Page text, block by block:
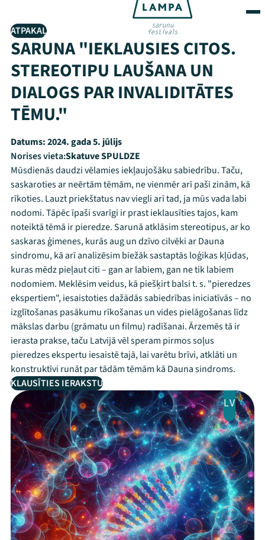
ATPAKAĻ
SARUNA "IEKLAUSIES CITOS.
STEREOTIPU LAUŠANA UN
DIALOGS PAR INVALIDITĀTES
TĒMU."
Datums:2024. gada 5. jūlijs
Norises vieta:Skatuve SPULDZE
Mūsdienās daudzi vēlamies iekļaujošāku sabiedrību. Taču,
saskaroties ar neērtām tēmām, ne vienmēr arī paši zinām, kā
rīkoties. Lauzt priekštatus nav viegli arī tad, ja mūs vada labi
nodomi. Tāpēc īpaši svarīgi ir prast ieklausīties tajos, kam
noteiktā tēmā ir pieredze. Sarunā atklāsim stereotipus, ar ko
saskaras ģimenes, kurās aug un dzīvo cilvēki ar Dauna
sindromu, kā arī analizēsim biežāk sastaptās loģikas kļūdas,
kuras mēdz pieļaut citi – gan ar labiem, gan ne tik labiem
nodomiem. Meklēsim veidus, kā piešķirt balsi t. s. "pieredzes
ekspertiem", iesaistoties dažādās sabiedrības iniciatīvās – no
izglītošanas pasākumu rīkošanas un vides pielāgošanas līdz
mākslas darbu (grāmatu un filmu) radīšanai. Ārzemēs tā ir
ierasta prakse, taču Latvijā vēl speram pirmos soļus
pieredzes ekspertu iesaistē tajā, lai varētu brīvi, atklāti un
konstruktīvi runāt par tādām tēmām kā Dauna sindroms.
KLAUSĪTIES IERAKSTU
LV